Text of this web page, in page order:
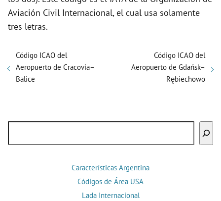
Aviación Civil Internacional, el cual usa solamente
tres letras.
Código ICAO del
Aeropuerto de Cracovia–
Balice
Código ICAO del
Aeropuerto de Gdańsk–
Rębiechowo
Características Argentina
Códigos de Área USA
Lada Internacional